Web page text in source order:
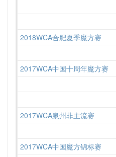
2018WCA合肥夏季魔方赛
2017WCA中国十周年魔方赛
2017WCA泉州非主流赛
2017WCA中国魔方锦标赛